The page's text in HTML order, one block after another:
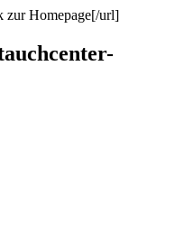
zur Homepage[/url]